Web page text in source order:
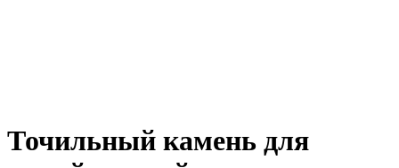
Точильный камень для